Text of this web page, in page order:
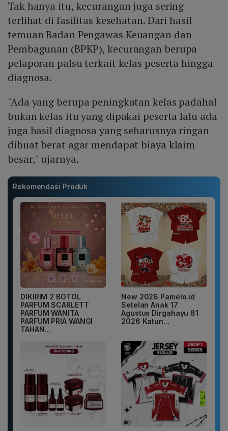
Tak hanya itu, kecurangan juga sering
terlihat di fasilitas kesehatan. Dari hasil
temuan Badan Pengawas Keuangan dan
Pembagunan (BPKP), kecurangan berupa
pelaporan palsu terkait kelas peserta hingga
diagnosa.
"Ada yang berupa peningkatan kelas padahal
bukan kelas itu yang dipakai peserta lalu ada
juga hasil diagnosa yang seharusnya ringan
dibuat berat agar mendapat biaya klaim
besar," ujarnya.
Rekomendasi Produk
DIKIRIM 2 BOTOL
PARFUM SCARLETT
PARFUM WANITA
PARFUM PRIA WANGI
TAHAN...
New 2026 Pamelo.id
Setelan Anak 17
Agustus Dirgahayu 81
2026 Katun...